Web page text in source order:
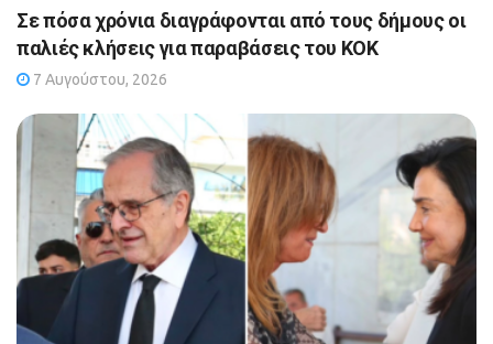
Σε πόσα χρόνια διαγράφονται από τους δήμους οι
παλιές κλήσεις για παραβάσεις του ΚΟΚ
7 Αυγούστου, 2026